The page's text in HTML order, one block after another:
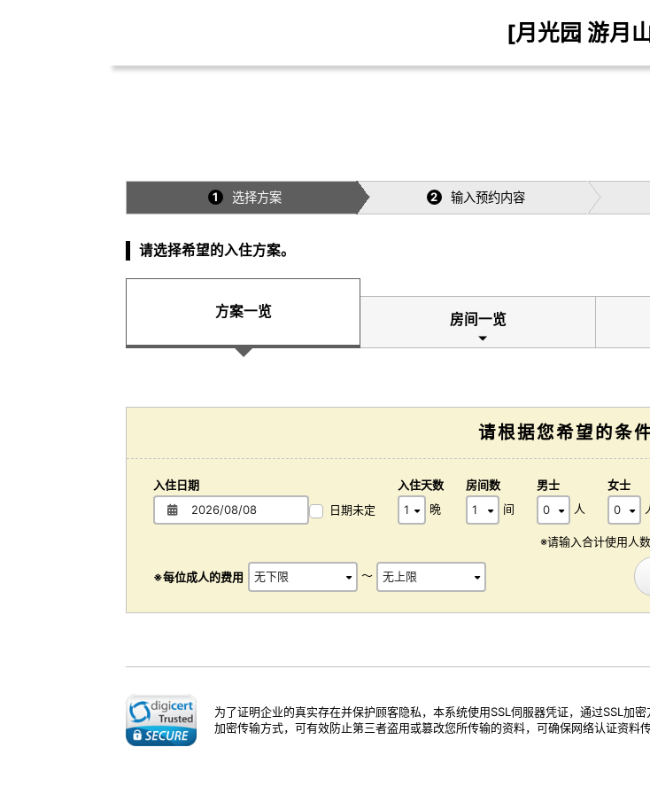
[月光园 游月
1 选择方案 2 输入预约内容
请选择希望的入住方案。
方案一览 房间一览
请根据您希望的条
入住日期
日期未定
入住天数
晩
房间数
间
男士
人
女士
※请输入合计使用人数
※每位成人的费用 ～
为了证明企业的真实存在并保护顾客隐私，本系统使用SSL伺服器凭证，通过SSL加
加密传输方式，可有效防止第三者盗用或篡改您所传输的资料，可确保网络认证资料